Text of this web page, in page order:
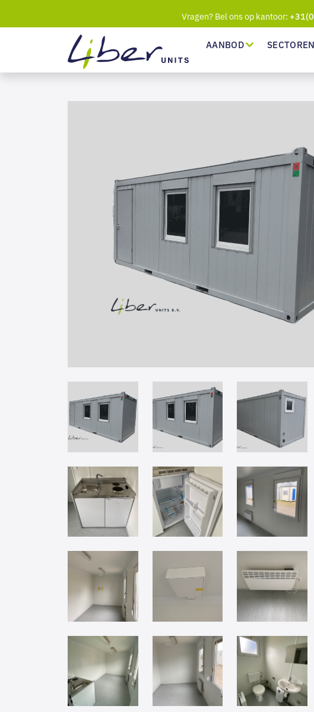
Vragen? Bel ons op kantoor:
AANBOD SECTOREN